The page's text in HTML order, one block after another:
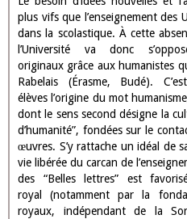
1- Un monde en découvre
À partir des grands voyages
Portugais, dès la fin du XVe
au jour par les Européens.
Gargantua, la colonisation des
l’intérieur de l’Europe, les
contact de la Renaissance
période est celle des progrès
conséquence directe la
ceux-ci avec le lecteur. Les
mentales vont donc changer ; le
lentement, ouvre une ère